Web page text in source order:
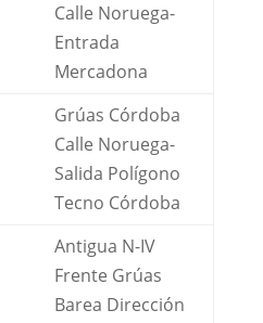
Calle Noruega-
Entrada
Mercadona
Grúas Córdoba
Calle Noruega-
Salida Polígono
Tecno Córdoba
Antigua N-IV
Frente Grúas
Barea Dirección